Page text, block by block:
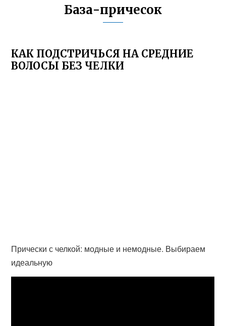
База-причесок
КАК ПОДСТРИЧЬСЯ НА СРЕДНИЕ
ВОЛОСЫ БЕЗ ЧЕЛКИ
Прически с челкой: модные и немодные. Выбираем
идеальную